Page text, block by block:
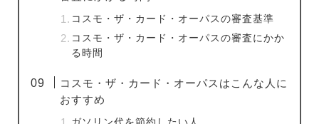
コスモ・ザ・カード・オーパスの審査基準
コスモ・ザ・カード・オーパスの審査にかか
る時間
コスモ・ザ・カード・オーパスはこんな人に
おすすめ